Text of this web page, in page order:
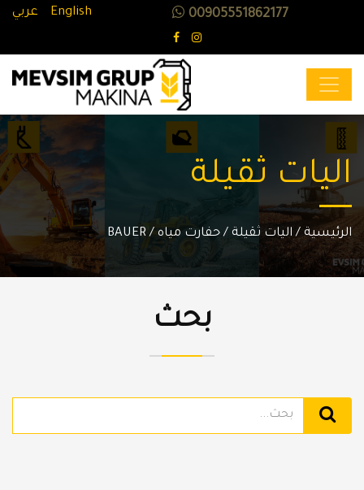
عربي English 00905551862177
اليات ثقيلة
الرئيسية / اليات ثقيلة / حفارت مياه / BAUER
بحث